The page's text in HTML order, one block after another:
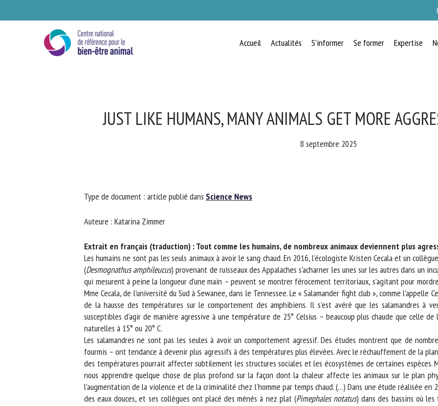
Accueil Actualités S’informer Se former Expertise
JUST LIKE HUMANS, MANY ANIMALS GET MORE
8 septembre 2025
Type de document : article publié dansScience News
Auteure : Katarina Zimmer
Extrait en français (traduction) : Tout comme les humains, de nombreux animaux deviennent plus
Les humains ne sont pas les seuls animaux à avoir le sang chaud. En 2016, l’écologiste Kristen Cecala et un
Desmognathus amphileucus) provenant de ruisseaux des Appalaches s’acharner les unes sur les autres dans un
qui mesurent à peine la longueur d’une main – peuvent se montrer férocement territoriaux, s’agitant pour
Mme Cecala, de l’université du Sud à Sewanee, dans le Tennessee. Le « Salamander fight club », comme l’appelle
de la hausse des températures sur le comportement des amphibiens. Il s’est avéré que les salamandres à
susceptibles d’agir de manière agressive à une température de 25° Celsius – beaucoup plus chaude que celle
naturelles à 15° ou 20° C.
Les salamandres ne sont pas les seules à avoir un comportement agressif. Des études montrent que de
fourmis – ont tendance à devenir plus agressifs à des températures plus élevées. Avec le réchauffement de la
des températures pourrait affecter subtilement les structures sociales et les écosystèmes de certaines espèces.
nous apprendre quelque chose de plus profond sur la façon dont la chaleur affecte les animaux sur le plan
l’augmentation de la violence et de la criminalité chez l’homme par temps chaud. (…) Dans une étude réalisée en
des eaux douces, et ses collègues ont placé des ménés à nez plat ( Pimephales notatus) dans des bassins où les
BIEN-ÊTRE ANIMAL
Veuillez remplir le formulaire ci-dessous pour vous inscrire à notre newsletter :
Organisme
*
E-mail *
En soumettant ce formulaire, j'accepte que les informations saisies soient
utilisées dans le cadre de la relation avec le CNR BEA. *
Les champs suivis de * sont obligatoires